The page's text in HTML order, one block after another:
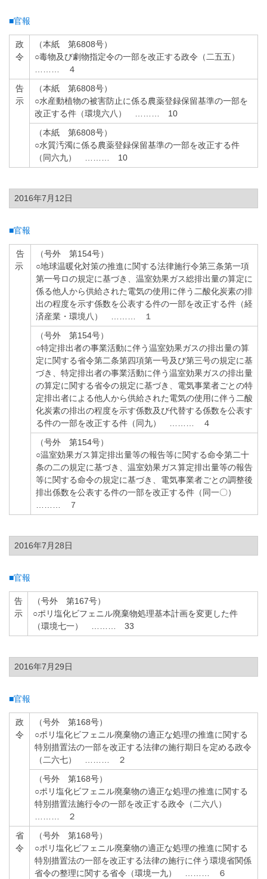
■官報
政
令
（本紙 第6808号）
○毒物及び劇物指定令の一部を改正する政令（二五五）
……… ４
告
示
（本紙 第6808号）
○水産動植物の被害防止に係る農薬登録保留基準の一部を
改正する件（環境六八） ……… 10
（本紙 第6808号）
○水質汚濁に係る農薬登録保留基準の一部を改正する件
（同六九） ……… 10
2016年7月12日
■官報
告
示
（号外 第154号）
○地球温暖化対策の推進に関する法律施行令第三条第一項
第一号ロの規定に基づき、温室効果ガス総排出量の算定に
係る他人から供給された電気の使用に伴う二酸化炭素の排
出の程度を示す係数を公表する件の一部を改正する件（経
済産業・環境八） ……… １
（号外 第154号）
○特定排出者の事業活動に伴う温室効果ガスの排出量の算
定に関する省令第二条第四項第一号及び第三号の規定に基
づき、特定排出者の事業活動に伴う温室効果ガスの排出量
の算定に関する省令の規定に基づき、電気事業者ごとの特
定排出者による他人から供給された電気の使用に伴う二酸
化炭素の排出の程度を示す係数及び代替する係数を公表す
る件の一部を改正する件（同九） ……… ４
（号外 第154号）
○温室効果ガス算定排出量等の報告等に関する命令第二十
条の二の規定に基づき、温室効果ガス算定排出量等の報告
等に関する命令の規定に基づき、電気事業者ごとの調整後
排出係数を公表する件の一部を改正する件（同一〇）
……… ７
2016年7月28日
■官報
告
示
（号外 第167号）
○ポリ塩化ビフェニル廃棄物処理基本計画を変更した件
（環境七一） ……… 33
2016年7月29日
■官報
政
令
（号外 第168号）
○ポリ塩化ビフェニル廃棄物の適正な処理の推進に関する
特別措置法の一部を改正する法律の施行期日を定める政令
（二六七） ……… ２
（号外 第168号）
○ポリ塩化ビフェニル廃棄物の適正な処理の推進に関する
特別措置法施行令の一部を改正する政令（二六八）
……… ２
省
令
（号外 第168号）
○ポリ塩化ビフェニル廃棄物の適正な処理の推進に関する
特別措置法の一部を改正する法律の施行に伴う環境省関係
省令の整理に関する省令（環境一九） ……… ６